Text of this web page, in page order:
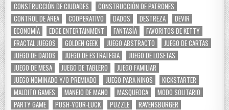
CONSTRUCCIÓN DE CIUDADES
CONSTRUCCIÓN DE PATRONES
CONTROL DE ÁREA
COOPERATIVO DADOS DESTREZA
DEVIR
ECONOMÍA
EDGE ENTERTAINMENT FANTASÍA
FAVORITOS DE KETTY
FRACTAL JUEGOS
GOLDEN GEEK JUEGO ABSTRACTO
JUEGO DE CARTAS
JUEGO DE DADOS
JUEGO DE ESTRATEGIA
JUEGO DE LOSETAS
JUEGO DE MESA
JUEGO DE TABLERO
JUEGO FAMILIAR
JUEGO NOMINADO Y/O PREMIADO
JUEGO PARA NIÑOS
KICKSTARTER
MALDITO GAMES
MANEJO DE MANO MASQUEOCA
MODO SOLITARIO
PARTY GAME
PUSH-YOUR-LUCK PUZZLE
RAVENSBURGER